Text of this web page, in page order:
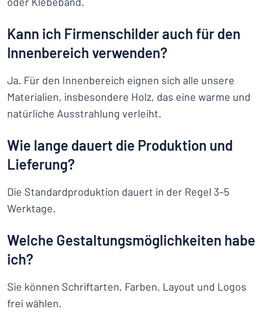
Kann ich Firmenschilder auch für den
Innenbereich verwenden?
Ja. Für den Innenbereich eignen sich alle unsere
Materialien, insbesondere Holz, das eine warme und
natürliche Ausstrahlung verleiht.
Wie lange dauert die Produktion und
Lieferung?
Die Standardproduktion dauert in der Regel 3–5
Werktage.
Welche Gestaltungsmöglichkeiten habe
ich?
Sie können Schriftarten, Farben, Layout und Logos
frei wählen.